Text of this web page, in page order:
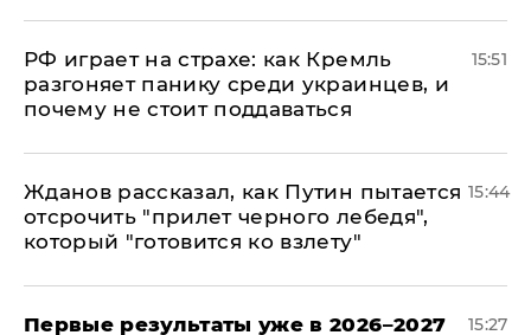
РФ играет на страхе: как Кремль
разгоняет панику среди украинцев, и
почему не стоит поддаваться
15:51
Жданов рассказал, как Путин пытается
отсрочить "прилет черного лебедя",
который "готовится ко взлету"
15:44
Первые результаты уже в 2026–2027 15:27